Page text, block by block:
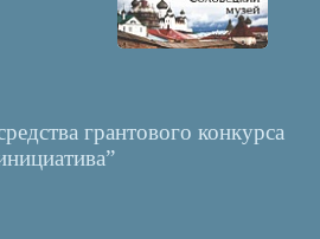
грантового конкурса